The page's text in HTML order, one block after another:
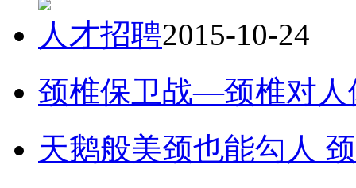
人才招聘2015-10-24
颈椎保卫战—颈椎对人
天鹅般美颈也能勾人